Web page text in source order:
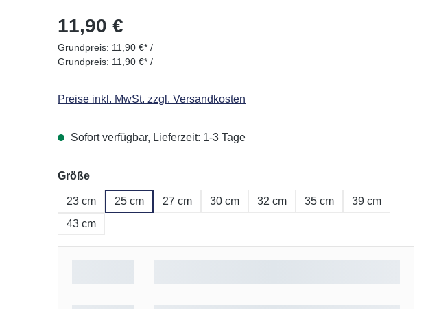
Regulärer Preis:
11,90 €
Grundpreis: 11,90 €* /
Grundpreis: 11,90 €* /
Preise inkl. MwSt. zzgl. Versandkosten
Sofort verfügbar, Lieferzeit: 1-3 Tage
Größeauswählen
23 cm 25 cm 27 cm 30 cm 32 cm 35 cm
39 cm
43 cm